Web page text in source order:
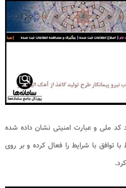
کد ملی و عبارت امنیتی نشان داده شده
توافق با شرایط را فعال کرده و بر روی